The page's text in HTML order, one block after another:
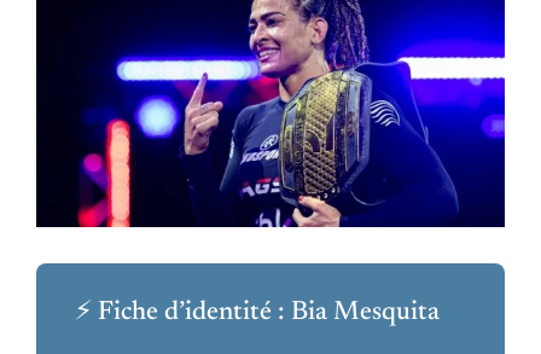
⚡ Fiche d’identité : Bia Mesquita